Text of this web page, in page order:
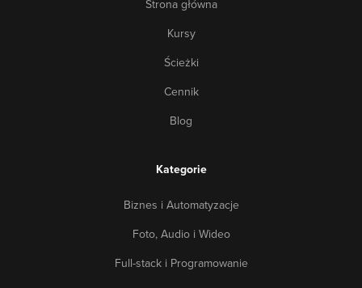
Strona główna
Kursy
Ścieżki
Cennik
Blog
Kategorie
Biznes i Automatyzacje
Foto, Audio i Wideo
Full-stack i Programowanie